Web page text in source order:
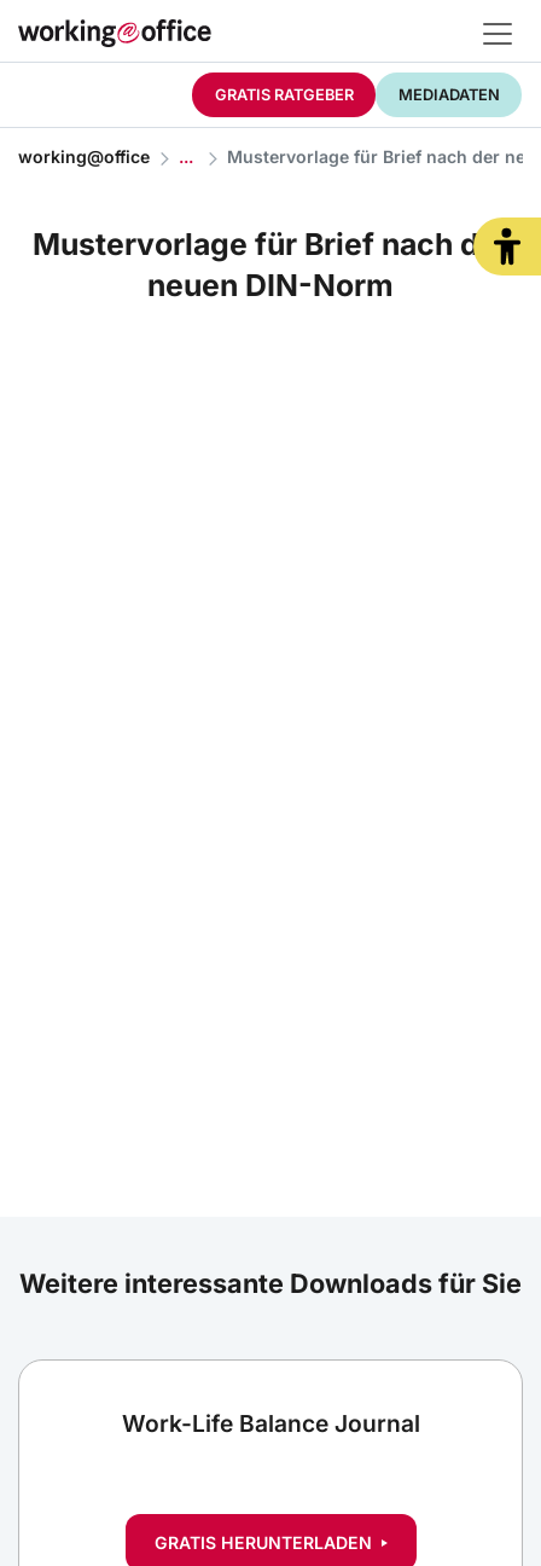
GRATIS RATGEBER MEDIADATEN
working@office Mustervorlage für Brief nach der
Mustervorlage für Brief nach der
neuen DIN-Norm
Weitere interessante Downloads für Sie
Work-Life Balance Journal
GRATIS HERUNTERLADEN